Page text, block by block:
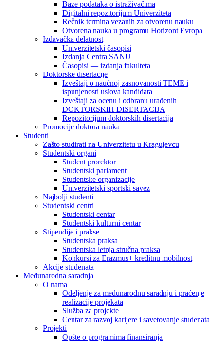
Baze podataka o istraživačima
Digitalni repozitorijum Univerziteta
Rečnik termina vezanih za otvorenu nauku
Otvorena nauka u programu Horizont Evropa
Izdavačka delatnost
Univerzitetski časopisi
Izdanja Centra SANU
Časopisi — izdanja fakulteta
Doktorske disertacije
Izveštaji o naučnoj zasnovanosti TEME i
ispunjenosti uslova kandidata
Izveštaji za ocenu i odbranu urađenih
DOKTORSKIH DISERTACIJA
Repozitorijum doktorskih disertacija
Promocije doktora nauka
Studenti
Zašto studirati na Univerzitetu u Kragujevcu
Studentski organi
Student prorektor
Studentski parlament
Studentske organizacije
Univerzitetski sportski savez
Najbolji studenti
Studentski centri
Studentski centar
Studentski kulturni centar
Stipendije i prakse
Studentska praksa
Studentska letnja stručna praksa
Konkursi za Erazmus+ kreditnu mobilnost
Akcije studenata
Međunarodna saradnja
O nama
Odeljenje za međunarodnu saradnju i praćenje
realizacije projekata
Služba za projekte
Centar za razvoj karijere i savetovanje studenata
Projekti
Opšte o programima finansiranja